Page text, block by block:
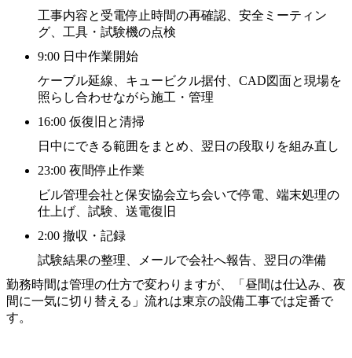
工事内容と受電停止時間の再確認、安全ミーティン
グ、工具・試験機の点検
9:00 日中作業開始
ケーブル延線、キュービクル据付、CAD図面と現場を
照らし合わせながら施工・管理
16:00 仮復旧と清掃
日中にできる範囲をまとめ、翌日の段取りを組み直し
23:00 夜間停止作業
ビル管理会社と保安協会立ち会いで停電、端末処理の
仕上げ、試験、送電復旧
2:00 撤収・記録
試験結果の整理、メールで会社へ報告、翌日の準備
勤務時間は管理の仕方で変わりますが、「昼間は仕込み、夜
間に一気に切り替える」流れは東京の設備工事では定番で
す。